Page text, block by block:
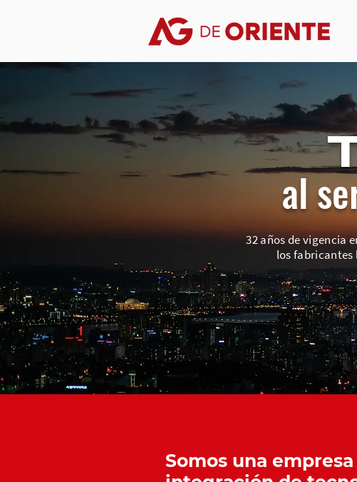
al
32 años de vigencia
los fabricantes
Somos una